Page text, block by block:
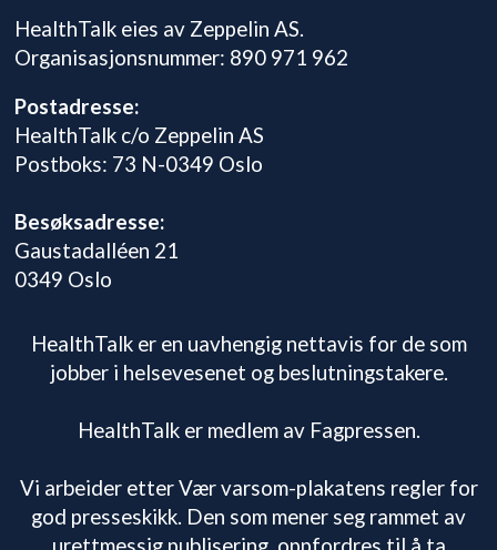
HealthTalk eies av Zeppelin AS.
Organisasjonsnummer: 890 971 962
Postadresse:
HealthTalk c/o Zeppelin AS
Postboks: 73 N-0349 Oslo
Besøksadresse:
Gaustadalléen 21
0349 Oslo
HealthTalk er en uavhengig nettavis for de som
jobber i helsevesenet og beslutningstakere.
HealthTalk er medlem av Fagpressen.
Vi arbeider etter Vær varsom-plakatens regler for
god presseskikk. Den som mener seg rammet av
urettmessig publisering, oppfordres til å ta